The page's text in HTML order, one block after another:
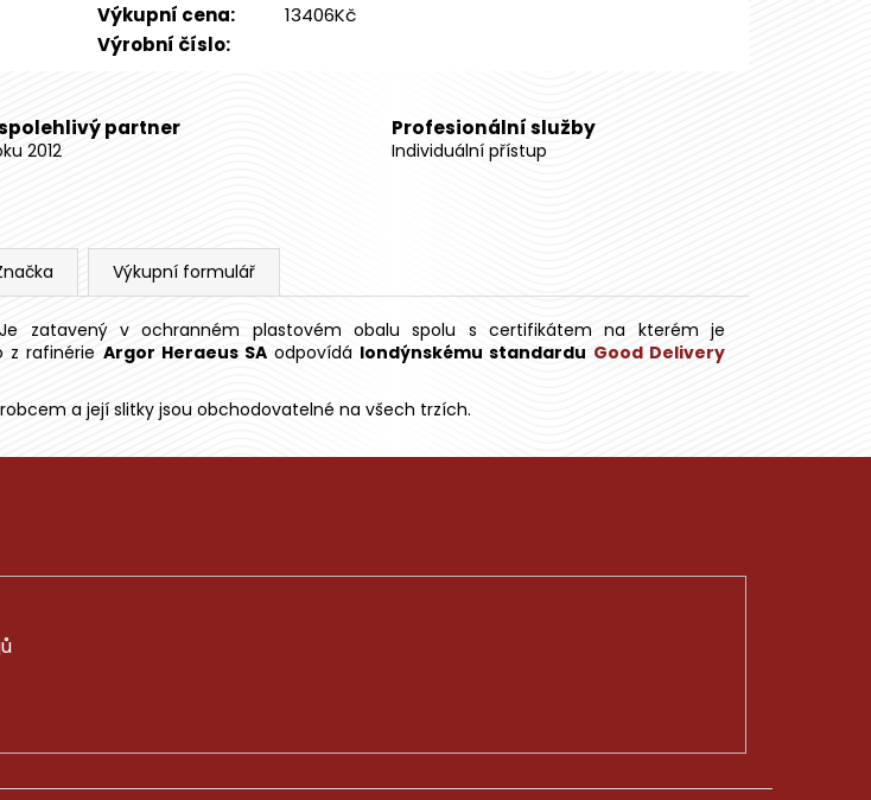
Výkupní cena:
13406Kč
Výrobní číslo:
partner
2012
Profesionální služby
Individuální přístup
Výkupní formulář
zatavený v ochranném plastovém obalu spolu s certifikátem na kterém je
z rafinérie Argor Heraeus SA odpovídá londýnskému standardu Good Delivery
a její slitky jsou obchodovatelné na všech trzích.